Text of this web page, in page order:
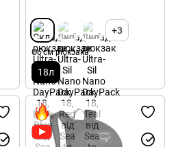
+3
Об'єм рюкзака
18л